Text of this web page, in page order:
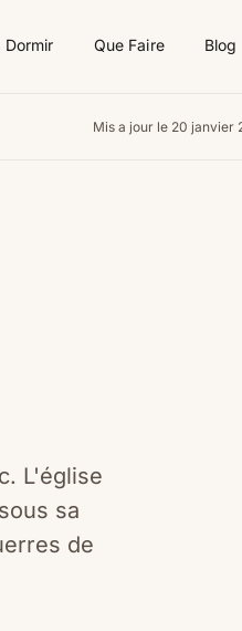
Dormir Que Faire Blog
Mis a jour le 20 janvier
L'église
sa
de